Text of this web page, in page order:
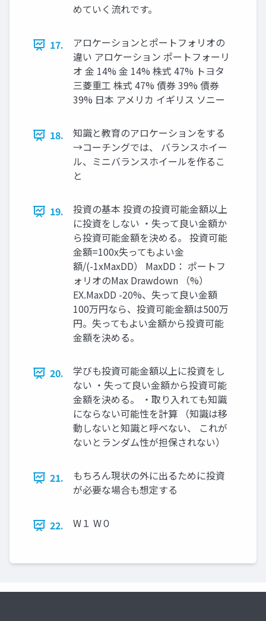
めていく流れです。
17.
アロケーションとポートフォリオの
違い アロケーション ポートフォーリ
オ 金 14% 金 14% 株式 47% トヨタ
三菱重工 株式 47% 債券 39% 債券
39% 日本 アメリカ イギリス ソニー
18.
知識と教育のアロケーションをする
→コーチングでは、 バランスホイー
ル、ミニバランスホイールを作るこ
と
19.
投資の基本 投資の投資可能金額以上
に投資をしない ・失って良い金額か
ら投資可能金額を決める。 投資可能
金額=100x失ってもよい金
額/(-1xMaxDD） MaxDD： ポートフ
ォリオのMax Drawdown （%）
EX.MaxDD -20%、失って良い金額
100万円なら、投資可能金額は500万
円。失ってもよい金額から投資可能
金額を決める。
20.
学びも投資可能金額以上に投資をし
ない ・失って良い金額から投資可能
金額を決める。 ・取り入れても知識
にならない可能性を計算 （知識は移
動しないと知識と呼べない、 これが
ないとランダム性が担保されない）
21.
もちろん現状の外に出るために投資
が必要な場合も想定する
22. W１ W０